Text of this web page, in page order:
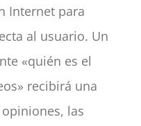
Internet para
al usuario. Un
«quién es el
recibirá una
las